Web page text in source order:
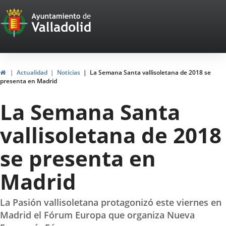
Portal
Web
del
Ayuntamiento
de
Valladolid
InicioActualidad Noticias
La Semana Santa vallisoletana de 2018 se
presenta en Madrid
La Semana Santa
vallisoletana de 2018
se presenta en
Madrid
La Pasión vallisoletana protagonizó este viernes en
Madrid el Fórum Europa que organiza Nueva